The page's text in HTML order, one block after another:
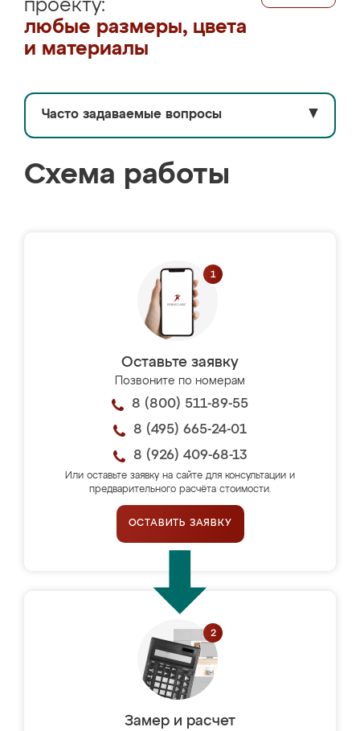
проекту:
любые размеры, цвета
и материалы
Часто задаваемые вопросы ▼
Схема работы
Оставьте заявку
Позвоните по номерам
8 (800) 511-89-55
8 (495) 665-24-01
8 (926) 409-68-13
Или оставьте заявку на сайте для консультации и
предварительного расчёта стоимости.
ОСТАВИТЬ ЗАЯВКУ
Замер и расчет